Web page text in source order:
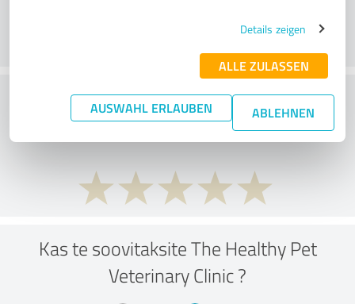
Details zeigen
ALLE ZULASSEN
AUSWAHL ERLAUBEN ABLEHNEN
What do you think of the price to
performance ratio?
Kas te soovitaksite The Healthy Pet
Veterinary Clinic ?